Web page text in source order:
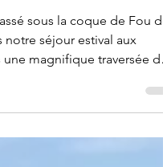
au large
en-Mer
sous la coque de Fou de